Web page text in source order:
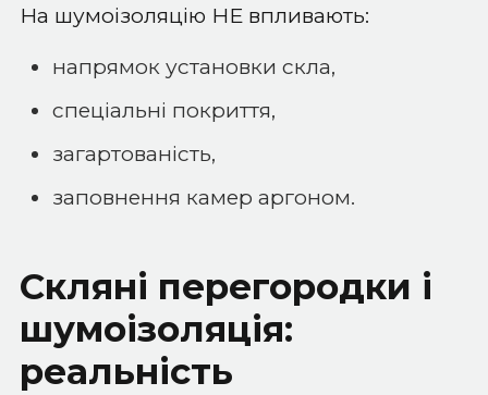
На шумоізоляцію НЕ впливають:
напрямок установки скла,
спеціальні покриття,
загартованість,
заповнення камер аргоном.
Скляні перегородки і
шумоізоляція:
реальність